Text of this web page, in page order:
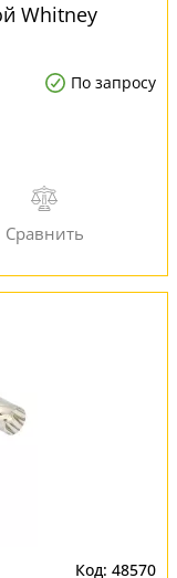
Whitney
По запросу
48570